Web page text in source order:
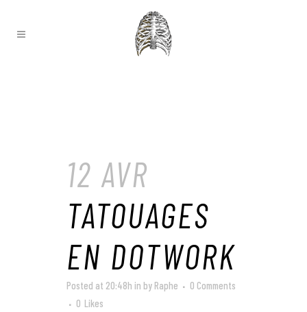
12 AVR
TATOUAGES
EN DOTWORK
Posted at 20:48h in by Raphe
0 Comments
0 Likes